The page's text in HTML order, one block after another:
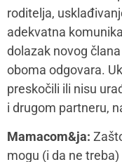
Otežavajuću
ovom izazovnom
uloge, vrednosni
partnerke, uverenja
karakteristična za
neadekvatna i
Ono što možemo